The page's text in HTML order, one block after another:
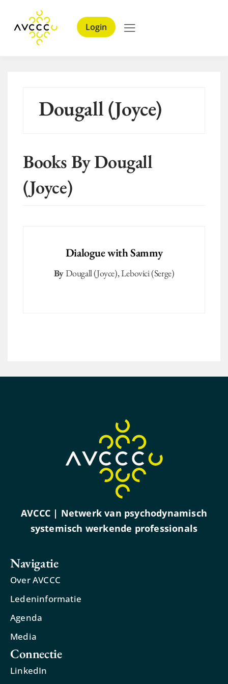
Login
Dougall (Joyce)
Books By Dougall
(Joyce)
Dialogue with Sammy
ByDougall (Joyce),Lebovici (Serge)
AVCCC | Netwerk van psychodynamisch
systemisch werkende professionals
Navigatie
Over AVCCC
Ledeninformatie
Agenda
Media
Connectie
LinkedIn